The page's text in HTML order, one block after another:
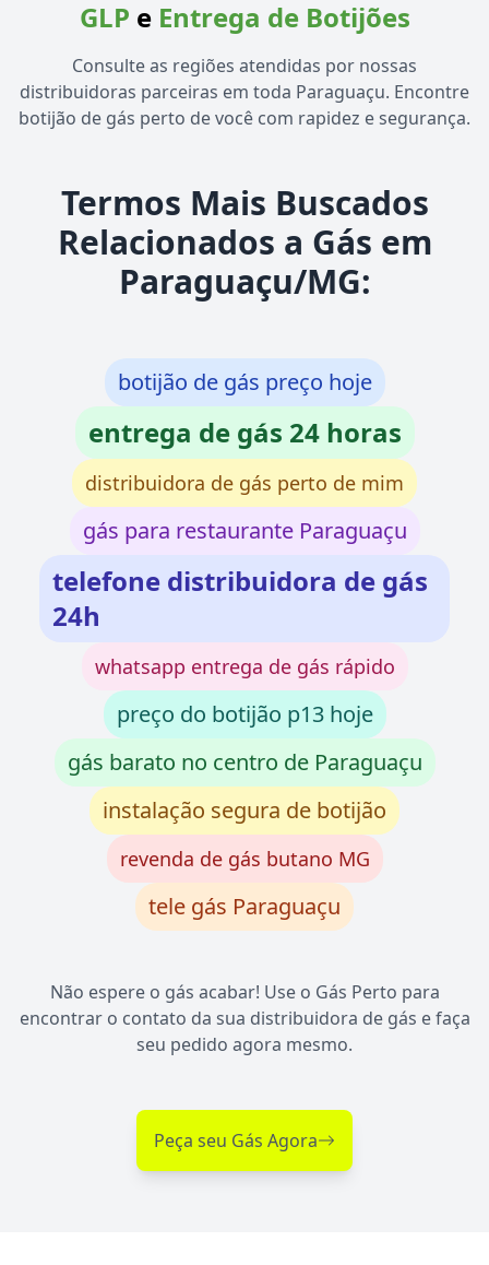
GLP e Entrega de Botijões
Consulte as regiões atendidas por nossas
distribuidoras parceiras em toda Paraguaçu. Encontre
botijão de gás perto de você com rapidez e segurança.
Termos Mais Buscados
Relacionados a Gás em
Paraguaçu/MG:
botijão de gás preço hoje
entrega de gás 24 horas
distribuidora de gás perto de mim
gás para restaurante Paraguaçu
telefone distribuidora de gás
24h
whatsapp entrega de gás rápido
preço do botijão p13 hoje
gás barato no centro de Paraguaçu
instalação segura de botijão
revenda de gás butano MG
tele gás Paraguaçu
Não espere o gás acabar! Use o Gás Perto para
encontrar o contato da sua distribuidora de gás e faça
seu pedido agora mesmo.
Peça seu Gás Agora